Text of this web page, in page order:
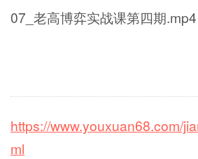
07_老高博弈实战课第四期.mp4
https://www.youxuan68.com/
ml